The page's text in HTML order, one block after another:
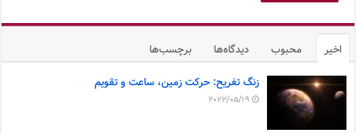
اخیر محبوب دیدگاه‌ها برچسب‌ها
زنگ تفریح: حرکت زمین، ساعت و تقویم
2022/05/19